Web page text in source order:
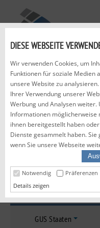
DIESE WEBSEITE
Wir verwenden Cookies, um
Funktionen für soziale Medien
unsere Website zu
Ihrer Verwendung unserer
Werbung und Analysen
Informationen möglicherweise
ihnen bereitgestellt haben
Dienste gesammelt haben. Sie
wenn Sie unsere Webseite
Notwendig Präferenzen
Details
Cookie-Erklärung Über
HOME
Zertifizierung
Technische
Zertifizierung
GUS Staaten